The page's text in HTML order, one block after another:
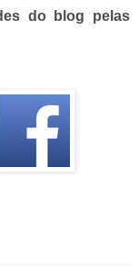
do blog pelas